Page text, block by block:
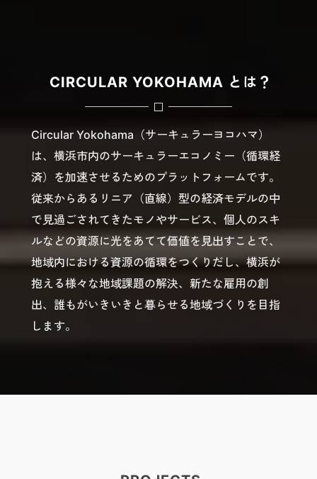
CIRCULAR YOKOHAMA とは？
Circular Yokohama（サーキュラーヨコハマ）
は、横浜市内のサーキュラーエコノミー（循環経
済）を加速させるためのプラットフォームです。
従来からあるリニア（直線）型の経済モデルの中
で見過ごされてきたモノやサービス、個人のスキ
ルなどの資源に光をあてて価値を見出すことで、
地域内における資源の循環をつくりだし、横浜が
抱える様々な地域課題の解決、新たな雇用の創
出、誰もがいきいきと暮らせる地域づくりを目指
します。